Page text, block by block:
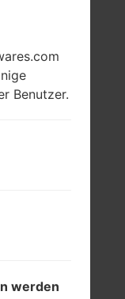
AUS
Benutzer.
werden